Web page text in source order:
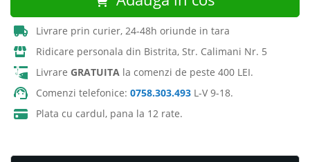
Livrare prin curier, 24-48h oriunde in tara
Ridicare personala din Bistrita, Str. Calimani Nr. 5
Livrare GRATUITA la comenzi de peste 400 LEI.
Comenzi telefonice: 0758.303.493 L-V 9-18.
Plata cu cardul, pana la 12 rate.